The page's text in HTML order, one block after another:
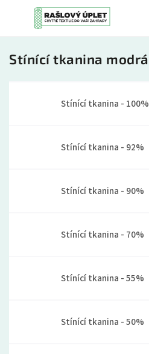
Stínící tkanina modrá
Stínící tkanina - 100%
Stínící tkanina - 92%
Stínící tkanina - 90%
Stínící tkanina - 70%
Stínící tkanina - 55%
Stínící tkanina - 50%